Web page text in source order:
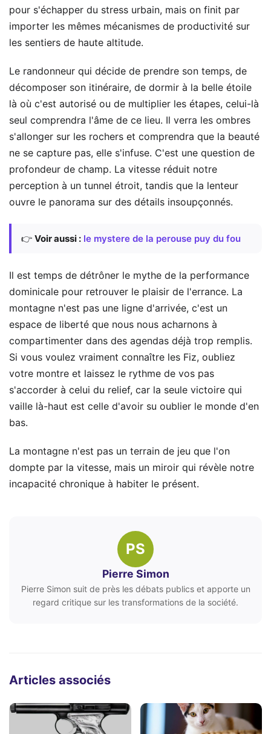
pour s'échapper du stress urbain, mais on finit par
importer les mêmes mécanismes de productivité sur
les sentiers de haute altitude.
Le randonneur qui décide de prendre son temps, de
décomposer son itinéraire, de dormir à la belle étoile
là où c'est autorisé ou de multiplier les étapes, celui-là
seul comprendra l'âme de ce lieu. Il verra les ombres
s'allonger sur les rochers et comprendra que la beauté
ne se capture pas, elle s'infuse. C'est une question de
profondeur de champ. La vitesse réduit notre
perception à un tunnel étroit, tandis que la lenteur
ouvre le panorama sur des détails insoupçonnés.
👉 Voir aussi : le mystere de la perouse puy du fou
Il est temps de détrôner le mythe de la performance
dominicale pour retrouver le plaisir de l'errance. La
montagne n'est pas une ligne d'arrivée, c'est un
espace de liberté que nous nous acharnons à
compartimenter dans des agendas déjà trop remplis.
Si vous voulez vraiment connaître les Fiz, oubliez
votre montre et laissez le rythme de vos pas
s'accorder à celui du relief, car la seule victoire qui
vaille là-haut est celle d'avoir su oublier le monde d'en
bas.
La montagne n'est pas un terrain de jeu que l'on
dompte par la vitesse, mais un miroir qui révèle notre
incapacité chronique à habiter le présent.
PS
Pierre Simon
Pierre Simon suit de près les débats publics et apporte un
regard critique sur les transformations de la société.
Articles associés